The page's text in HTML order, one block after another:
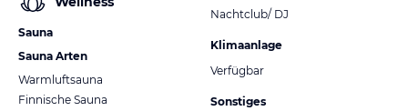
Sauna
Sauna Arten
Warmluftsauna
Finnische Sauna
Nachtclub/ DJ
Klimaanlage
Verfügbar
Sonstiges